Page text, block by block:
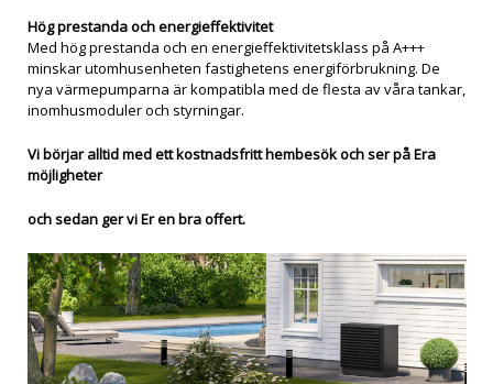
Hög prestanda och energieffektivitet
Med hög prestanda och en energieffektivitetsklass på A+++
minskar utomhusenheten fastighetens energiförbrukning. De
nya värmepumparna är kompatibla med de flesta av våra tankar,
inomhusmoduler och styrningar.
Vi börjar alltid med ett kostnadsfritt hembesök och ser på Era
möjligheter
och sedan ger vi Er en bra offert.